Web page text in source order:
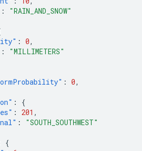
:
"RAIN_AND_SNOW"
: 0,
:
"MILLIMETERS"
: 0,
:
{
: 201 ,
:
"SOUTH_SOUTHWEST"
{